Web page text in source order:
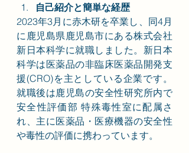
自己紹介と簡単な経歴
2023年3月に赤木研を卒業し、同4月
に鹿児島県鹿児島市にある株式会社
新日本科学に就職しました。新日本
科学は医薬品の非臨床医薬品開発支
援(CRO)を主としている企業です。
就職後は鹿児島の安全性研究所内で
安全性評価部 特殊毒性室に配属さ
れ、主に医薬品・医療機器の安全性
や毒性の評価に携わっています。